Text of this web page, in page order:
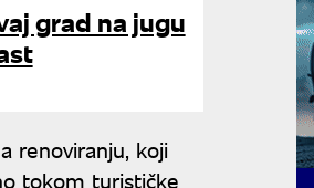
grad na jugu
renoviranju, koji
tokom turističke